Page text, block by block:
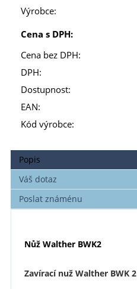
Výrobce:
Cena s DPH:
Cena bez DPH:
DPH:
Dostupnost:
EAN:
Kód výrobce:
Popis
Váš dotaz
Poslat známénu
Nůž Walther BWK2
Zavírací nuž Walther BWK 2